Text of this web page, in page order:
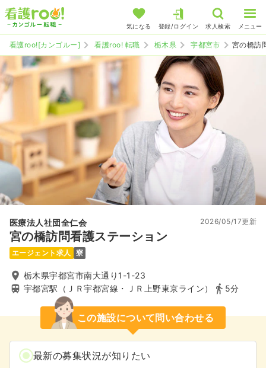
気になる 登録/ログイン 求人検索 メニュー
看護roo![カンゴルー] 看護roo! 転職 栃木県 宇都宮市 宮の橋訪
医療法人社団全仁会
宮の橋訪問看護ステーション
2026/05/17更新
エージェント求人 寮
栃木県宇都宮市南大通り1-1-23
宇都宮駅（ＪＲ宇都宮線・ＪＲ上野東京ライン）
5分
この施設について問い合わせる
最新の募集状況が知りたい